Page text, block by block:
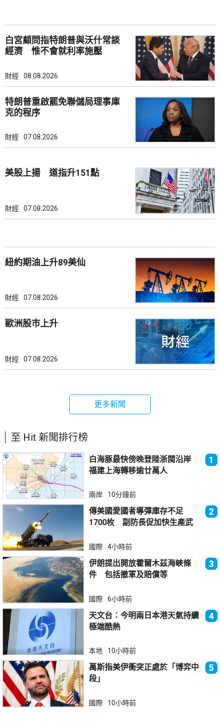
白宮顧問指特朗普與沃什常談
經濟 惟不會就利率施壓
財經 08.08.2026
特朗普重啟罷免聯儲局理事庫
克的程序
財經 07.08.2026
美股上揚 道指升151點
財經 07.08.2026
紐約期油上升89美仙
財經 07.08.2026
歐洲股巿上升
財經 07.08.2026
更多新聞
至 Hit 新聞排行榜
白海豚最快傍晚登陸浙閩沿岸
福建上海轉移逾廿萬人
1
兩岸 10分鐘前
傳美國愛國者導彈庫存不足
1700枚 副防長促加快生產武
2
國際 4小時前
伊朗提出開放霍爾木茲海峽條
件 包括撤軍及賠償等
3
國際 6小時前
天文台：今明兩日本港天氣持續
極端酷熱
4
本地 10小時前
萬斯指美伊衝突正處於「博弈中
段」
5
國際 10小時前